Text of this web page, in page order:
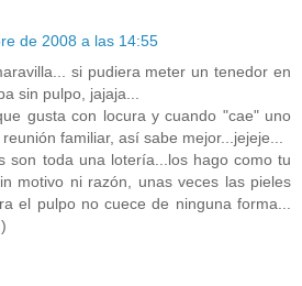
de 2008 a las 14:55
si pudiera meter un tenedor en
sin pulpo, jajaja...
gusta con locura y cuando "cae" uno
familiar, así sabe mejor...jejeje...
son toda una lotería...los hago como tu
motivo ni razón, unas veces las pieles
el pulpo no cuece de ninguna forma...